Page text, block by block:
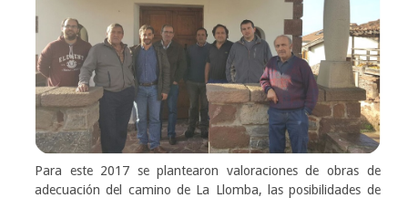
Para este 2017 se plantearon valoraciones de obras de
adecuación del camino de La Llomba, las posibilidades de